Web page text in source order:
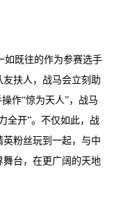
如既往的作为参赛选手
扶人，战马会立刻助
作“惊为天人”，战马
全开”。不仅如此，战
粉丝玩到一起， 与中
台，在更广阔的天地